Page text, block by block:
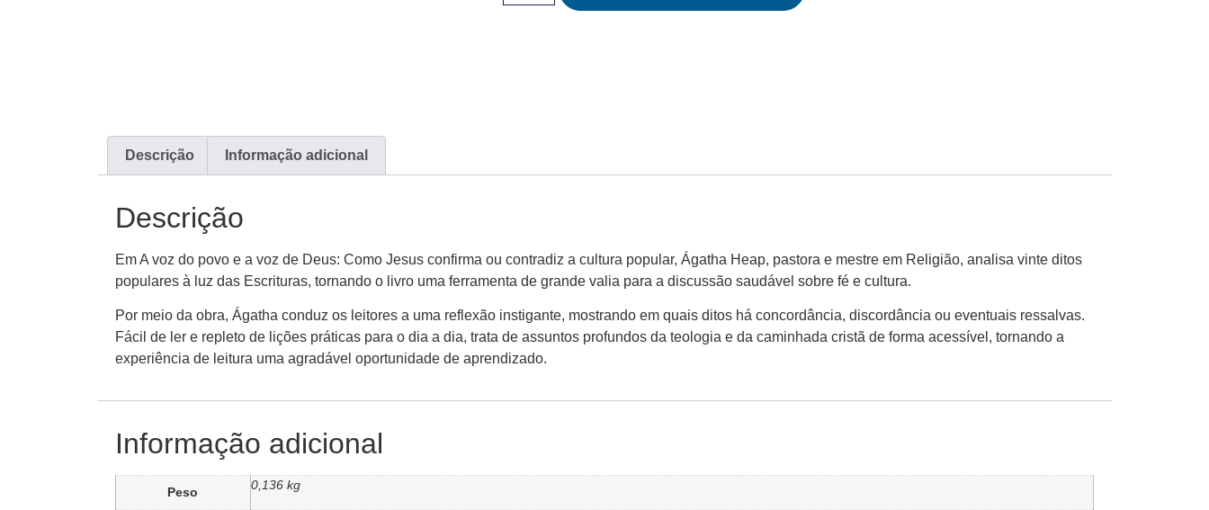
Descrição Informação adicional
Descrição
Em A voz do povo e a voz de Deus: Como Jesus confirma ou contradiz a cultura popular, Ágatha Heap, pastora e mestre em Religião, analisa vinte ditos
populares à luz das Escrituras, tornando o livro uma ferramenta de grande valia para a discussão saudável sobre fé e cultura.
Por meio da obra, Ágatha conduz os leitores a uma reflexão instigante, mostrando em quais ditos há concordância, discordância ou eventuais ressalvas.
Fácil de ler e repleto de lições práticas para o dia a dia, trata de assuntos profundos da teologia e da caminhada cristã de forma acessível, tornando a
experiência de leitura uma agradável oportunidade de aprendizado.
Informação adicional
Peso 0,136 kg